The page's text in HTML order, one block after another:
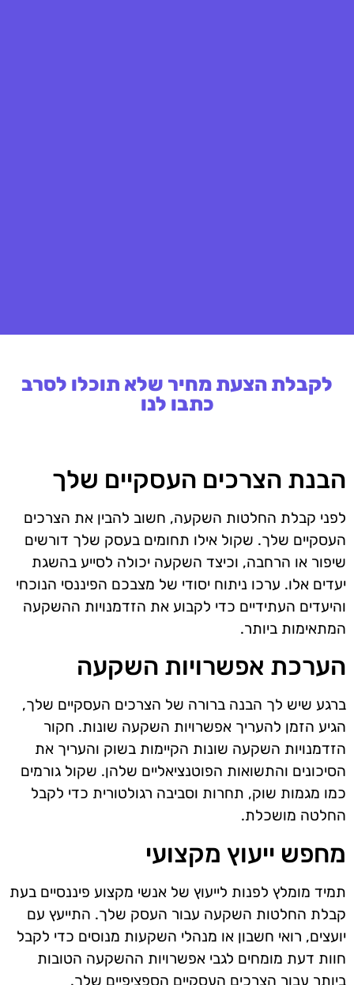
לקבלת הצעת מחיר שלא תוכלו לסרב
כתבו לנו
הבנת הצרכים העסקיים שלך
לפני קבלת החלטות השקעה, חשוב להבין את הצרכים
העסקיים שלך. שקול אילו תחומים בעסק שלך דורשים
שיפור או הרחבה, וכיצד השקעה יכולה לסייע בהשגת
יעדים אלו. ערכו ניתוח יסודי של מצבכם הפיננסי הנוכחי
והיעדים העתידיים כדי לקבוע את הזדמנויות ההשקעה
המתאימות ביותר.
הערכת אפשרויות השקעה
ברגע שיש לך הבנה ברורה של הצרכים העסקיים שלך,
הגיע הזמן להעריך אפשרויות השקעה שונות. חקור
הזדמנויות השקעה שונות הקיימות בשוק והעריך את
הסיכונים והתשואות הפוטנציאליים שלהן. שקול גורמים
כמו מגמות שוק, תחרות וסביבה רגולטורית כדי לקבל
החלטה מושכלת.
מחפש ייעוץ מקצועי
תמיד מומלץ לפנות לייעוץ של אנשי מקצוע פיננסיים בעת
קבלת החלטות השקעה עבור העסק שלך. התייעץ עם
יועצים, רואי חשבון או מנהלי השקעות מנוסים כדי לקבל
חוות דעת מומחים לגבי אפשרויות ההשקעה הטובות
ביותר עבור הצרכים העסקיים הספציפיים שלך.